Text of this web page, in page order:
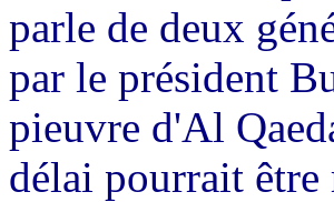
parle de deux
par le président
pieuvre d'Al
délai pourrait être